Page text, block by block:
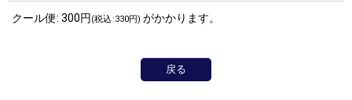
クール便: 300円 (税込:330円) がかかります。
戻る